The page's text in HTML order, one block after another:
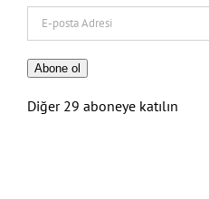
posta
Adresi
Abone ol
Diğer 29 aboneye katılın